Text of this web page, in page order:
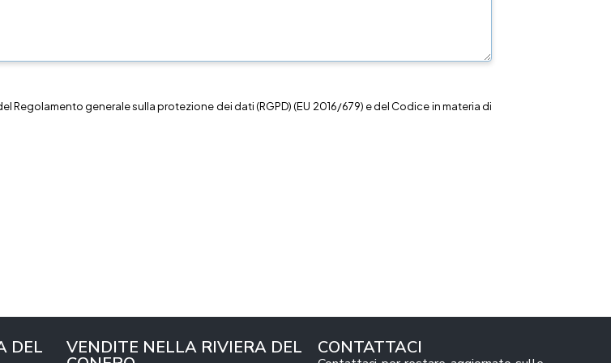
Regolamento generale sulla protezione dei dati (RGPD) (EU 2016/679) e del Codice in materia di
DEL VENDITE NELLA RIVIERA DEL CONTATTACI